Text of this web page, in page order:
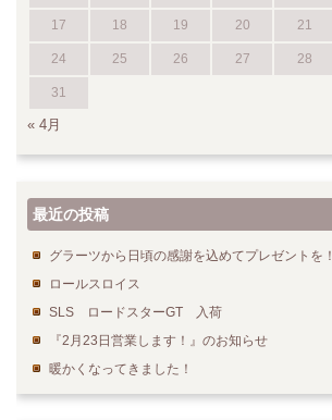
17 18 19 20 21
24 25 26 27 28
31
« 4月
最近の投稿
グラーツから日頃の感謝を込めてプレゼントを！
ロールスロイス
SLS ロードスターGT 入荷
『2月23日営業します！』のお知らせ
暖かくなってきました！